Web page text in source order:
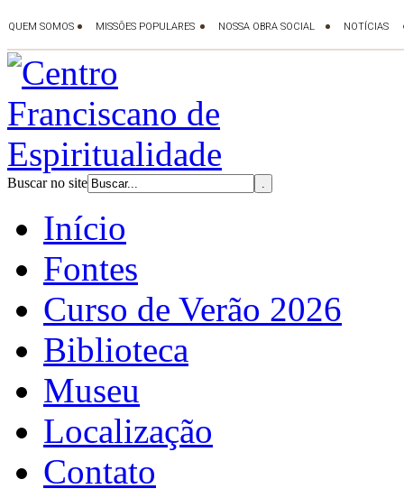
Buscar no site
Início
Fontes
Curso de Verão 2026
Biblioteca
Museu
Localização
Contato